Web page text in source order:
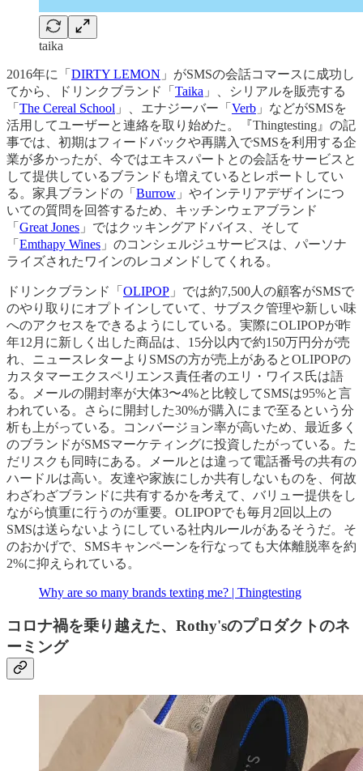
taika
2016年に「 DIRTY LEMON 」がSMSの会話コマースに成功し
てから、ドリンクブランド「 Taika 」、シリアルを販売する
「 The Cereal School 」、エナジーバー「 Verb 」などがSMSを
活用してユーザーと連絡を取り始めた。『Thingtesting』の記
事では、初期はフィードバックや再購入でSMSを利用する企
業が多かったが、今ではエキスパートとの会話をサービスと
して提供しているブランドも増えているとレポートしてい
る。家具ブランドの「 Burrow 」やインテリアデザインにつ
いての質問を回答するため、キッチンウェアブランド
「 Great Jones 」ではクッキングアドバイス、そして
「 Emthapy Wines 」のコンシェルジュサービスは、パーソナ
ライズされたワインのレコメンドしてくれる。
ドリンクブランド「 OLIPOP 」では約7,500人の顧客がSMSで
のやり取りにオプトインしていて、サブスク管理や新しい味
へのアクセスをできるようにしている。実際にOLIPOPが昨
年12月に新しく出した商品は、15分以内で約150万円分が売
れ、ニュースレターよりSMSの方が売上があるとOLIPOPの
カスタマーエクスペリエンス責任者のエリ・ワイス氏は語
る。メールの開封率が大体3〜4%と比較してSMSは95%と言
われている。さらに開封した30%が購入にまで至るという分
析も上がっている。コンバージョン率が高いため、最近多く
のブランドがSMSマーケティングに投資したがっている。た
だリスクも同時にある。メールとは違って電話番号の共有の
ハードルは高い。友達や家族にしか共有しないものを、何故
わざわざブランドに共有するかを考えて、バリュー提供をし
ながら慎重に行うのが重要。OLIPOPでも毎月2回以上の
SMSは送らないようにしている社内ルールがあるそうだ。そ
のおかげで、SMSキャンペーンを行なっても大体離脱率を約
2%に抑えられている。
Why are so many brands texting me? | Thingtesting
コロナ禍を乗り越えた、Rothy'sのプロダクトのネ
ーミング